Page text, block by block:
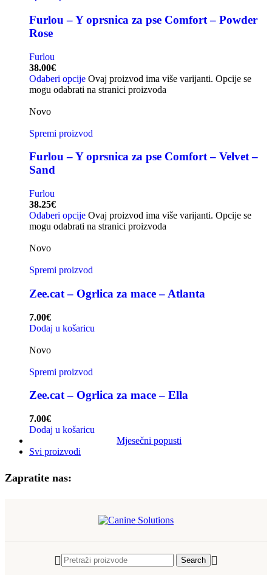
Furlou – Y oprsnica za pse Comfort – Powder
Rose
Furlou
38.00€
Odaberi opcije Ovaj proizvod ima više varijanti. Opcije se
mogu odabrati na stranici proizvoda
Novo
Spremi proizvod
Furlou – Y oprsnica za pse Comfort – Velvet –
Sand
Furlou
38.25€
Odaberi opcije Ovaj proizvod ima više varijanti. Opcije se
mogu odabrati na stranici proizvoda
Novo
Spremi proizvod
Zee.cat – Ogrlica za mace – Atlanta
7.00€
Dodaj u košaricu
Novo
Spremi proizvod
Zee.cat – Ogrlica za mace – Ella
7.00€
Dodaj u košaricu
Mjesečni popusti
Svi proizvodi
Zapratite nas:
Search